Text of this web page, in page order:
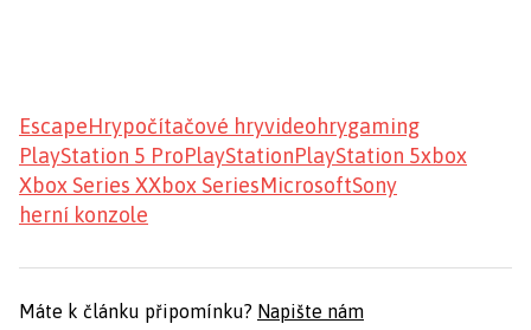
EscapeHrypočítačové hryvideohrygaming
PlayStation 5 ProPlayStationPlayStation 5xbox
Xbox Series XXbox SeriesMicrosoftSony
herní konzole
Máte k článku připomínku? Napište nám